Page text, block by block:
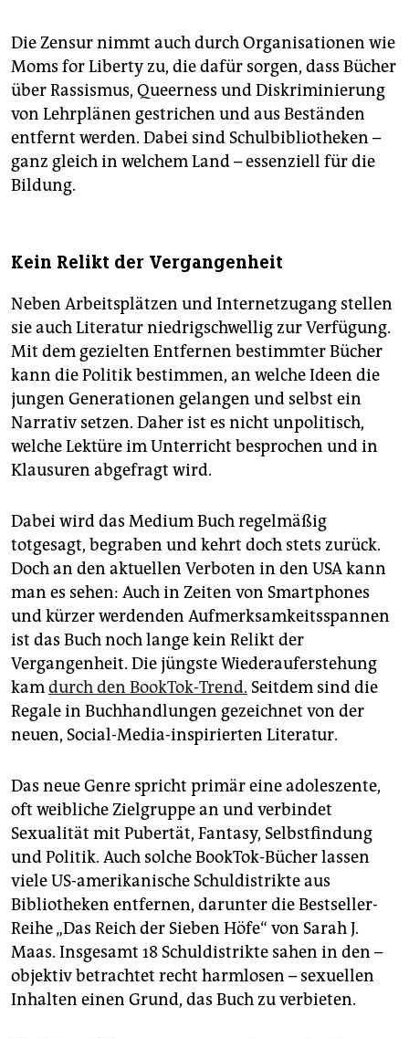
Die Zensur nimmt auch durch Organisationen wie
Moms for Liberty zu, die dafür sorgen, dass Bücher
über Rassismus, Queerness und Diskriminierung
von Lehrplänen gestrichen und aus Beständen
entfernt werden. Dabei sind Schulbibliotheken –
ganz gleich in welchem Land – essenziell für die
Bildung.
Kein Relikt der Vergangenheit
Neben Arbeitsplätzen und Internetzugang stellen
sie auch Literatur niedrigschwellig zur Verfügung.
Mit dem gezielten Entfernen bestimmter Bücher
kann die Politik bestimmen, an welche Ideen die
jungen Generationen gelangen und selbst ein
Narrativ setzen. Daher ist es nicht unpolitisch,
welche Lektüre im Unterricht besprochen und in
Klausuren abgefragt wird.
Dabei wird das Medium Buch regelmäßig
totgesagt, begraben und kehrt doch stets zurück.
Doch an den aktuellen Verboten in den USA kann
man es sehen: Auch in Zeiten von Smartphones
und kürzer werdenden Aufmerksamkeitsspannen
ist das Buch noch lange kein Relikt der
Vergangenheit. Die jüngste Wiederauferstehung
kamdurch den BookTok-Trend. Seitdem sind die
Regale in Buchhandlungen gezeichnet von der
neuen, Social-Media-inspirierten Literatur.
Das neue Genre spricht primär eine adoleszente,
oft weibliche Zielgruppe an und verbindet
Sexualität mit Pubertät, Fantasy, Selbstfindung
und Politik. Auch solche BookTok-Bücher lassen
viele US-amerikanische Schuldistrikte aus
Bibliotheken entfernen, darunter die Bestseller-
Reihe „Das Reich der Sieben Höfe“ von Sarah J.
Maas. Insgesamt 18 Schuldistrikte sahen in den –
objektiv betrachtet recht harmlosen – sexuellen
Inhalten einen Grund, das Buch zu verbieten.